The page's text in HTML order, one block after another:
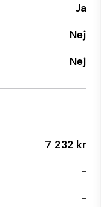
Ja
Nej
Nej
7 232 kr
-
-